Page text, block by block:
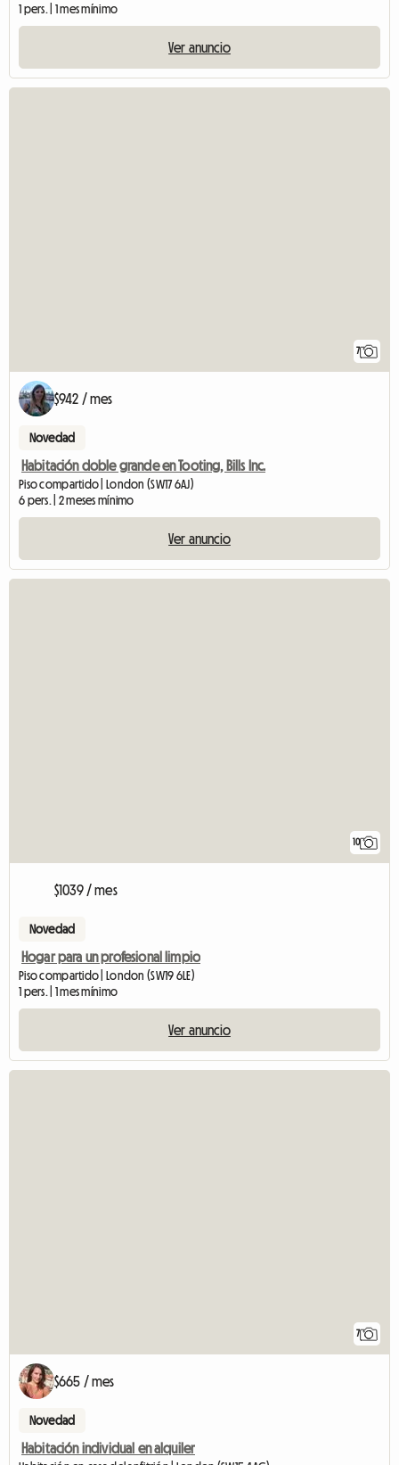
1 pers. | 1 mes mínimo
Ver anuncio
7
$942 / mes
Novedad
Habitación doble grande en Tooting, Bills Inc.
Piso compartido | London (SW17 6AJ)
6 pers. | 2 meses mínimo
Ver anuncio
10
$1039 / mes
Novedad
Hogar para un profesional limpio
Piso compartido | London (SW19 6LE)
1 pers. | 1 mes mínimo
Ver anuncio
7
$665 / mes
Novedad
Habitación individual en alquiler